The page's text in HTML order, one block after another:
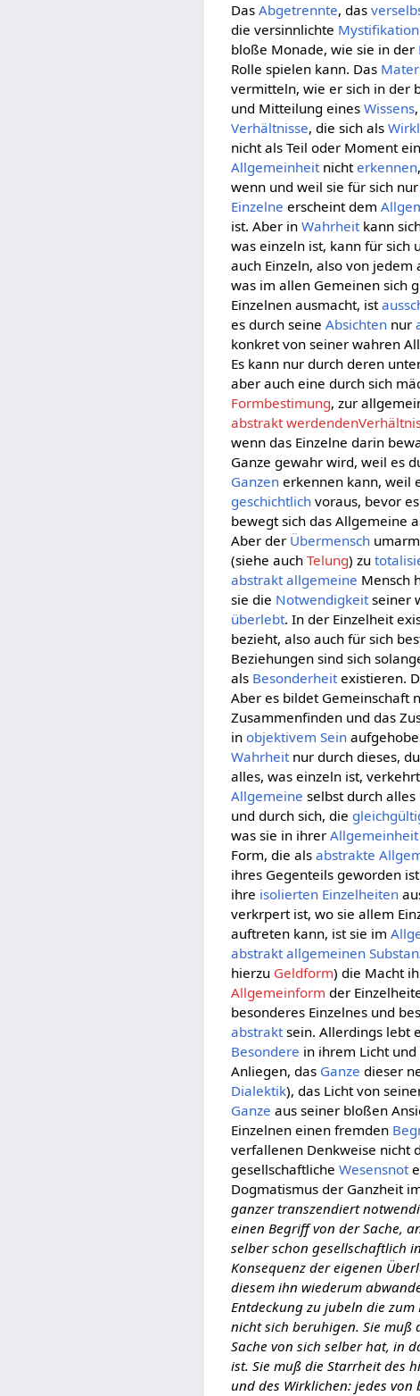
DasAbgetrennte, das
die versinnlichte Mystifikation
bloße Monade, wie sie in der
Rolle spielen kann. Das
vermitteln, wie er sich in der
und Mitteilung einesWissens,
Verhältnisse, die sich als
nicht als Teil oder Moment
Allgemeinheitnichterkennen
wenn und weil sie für sich
Einzelne erscheint dem
ist. Aber inWahrheitkann
was einzeln ist, kann für
auch Einzeln, also von
was im allen Gemeinen sich
Einzelnen ausmacht, ist
es durch seineAbsichten nur
konkret von seiner wahren
Es kann nur durch deren
aber auch eine durch sich
Formbestimung, zur
abstrakt
wenn das Einzelne darin
Ganze gewahr wird, weil es
Ganzen erkennen kann, weil
geschichtlich voraus, bevor
bewegt sich das Allgemeine
Aber der Übermensch
(siehe auchTelung) zu
abstrakt allgemeine Mensch
sie die Notwendigkeitseiner
überlebt. In der Einzelheit
bezieht, also auch für sich
Beziehungen sind sich
als Besonderheitexistieren.
Aber es bildet Gemeinschaft
Zusammenfinden und das
inobjektivem Sein
Wahrheitnur durch dieses,
alles, was einzeln ist,
Allgemeine selbst durch alles
und durch sich, die
was sie in ihrerAllgemeinheit
Form, die alsabstrakte
ihres Gegenteils geworden
ihre isolierten Einzelheiten
verkrpert ist, wo sie allem
auftreten kann, ist sie im
abstrakt allgemeinen
hierzu Geldform) die Macht
Allgemeinform der
besonderes Einzelnes und
abstraktsein. Allerdings lebt
Besondere in ihrem Licht
Anliegen, das Ganze dieser
Dialektik), das Licht von
Ganze aus seiner bloßen
Einzelnen einen fremden
verfallenen Denkweise nicht
gesellschaftlicheWesensnot
Dogmatismus der Ganzheit
ganzer transzendiert
einen Begriff von der Sache,
selber schon gesellschaftlich
Konsequenz der eigenen
diesem ihn wiederum
Entdeckung zu jubeln die
nicht sich beruhigen. Sie muß
Sache von sich selber hat, in
ist. Sie muß die Starrheit des
und des Wirklichen: jedes